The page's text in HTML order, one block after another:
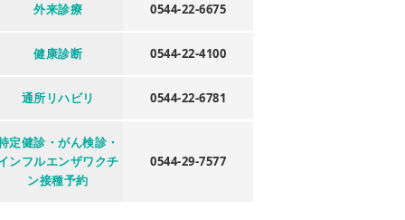
外来診療 0544-22-6675
健康診断 0544-22-4100
通所リハビリ 0544-22-6781
定健診・がん検診・
ンフルエンザワクチ
ン接種予約
0544-29-7577